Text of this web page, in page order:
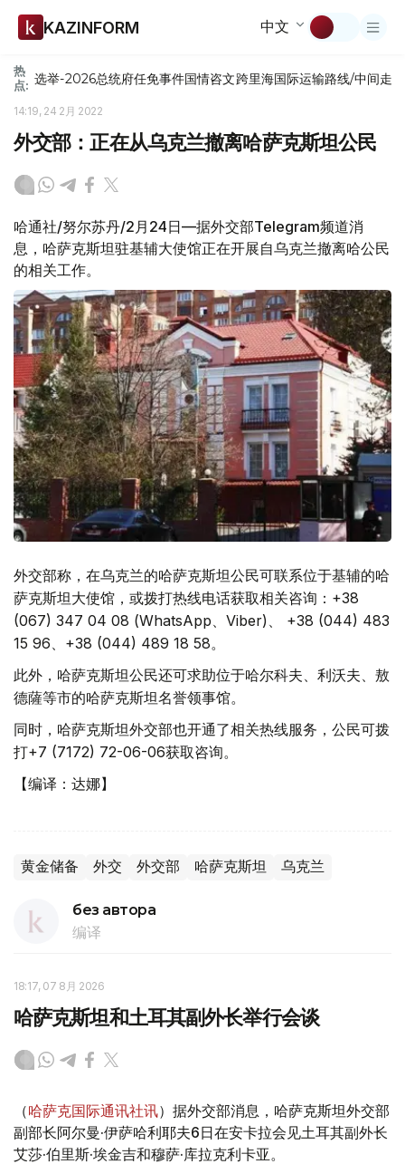
KAZINFORM 中文
热
点: 选举-2026总统府任免事件国情咨文跨里海国际运输路线/中间走廊
14:19, 24 2月 2022
外交部：正在从乌克兰撤离哈萨克斯坦公民
哈通社/努尔苏丹/2月24日—据外交部Telegram频道消
息，哈萨克斯坦驻基辅大使馆正在开展自乌克兰撤离哈公民
的相关工作。
外交部称，在乌克兰的哈萨克斯坦公民可联系位于基辅的哈
萨克斯坦大使馆，或拨打热线电话获取相关咨询：+38
(067) 347 04 08 (WhatsApp、Viber)、 +38 (044) 483
15 96、+38 (044) 489 18 58。
此外，哈萨克斯坦公民还可求助位于哈尔科夫、利沃夫、敖
德薩等市的哈萨克斯坦名誉领事馆。
同时，哈萨克斯坦外交部也开通了相关热线服务，公民可拨
打+7 (7172) 72-06-06获取咨询。
【编译：达娜】
黄金储备 外交 外交部 哈萨克斯坦 乌克兰
без автора
编译
18:17, 07 8月 2026
哈萨克斯坦和土耳其副外长举行会谈
（哈萨克国际通讯社讯）据外交部消息，哈萨克斯坦外交部
副部长阿尔曼·伊萨哈利耶夫6日在安卡拉会见土耳其副外长
艾莎·伯里斯·埃金吉和穆萨·库拉克利卡亚。